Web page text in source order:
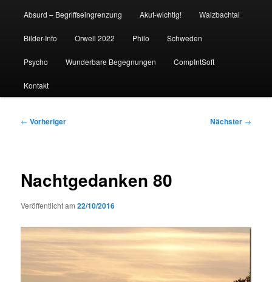
Absurd – Begriffseingrenzung Akut-wichtig! Walzbachtal
Bilder-Info Orwell 2022 Philo Schweden
Psycho Wunderbare Begegnungen CompIntSoft
Kontakt
Beitragsnavigation
← Vorheriger Nächster →
Nachtgedanken 80
Veröffentlicht am22/10/2016